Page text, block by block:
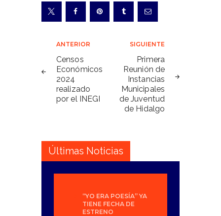
Navegación
de
entradas
ANTERIOR
Censos
Económicos
2024
realizado
por el INEGI
SIGUIENTE
Primera
Reunión de
Instancias
Municipales
de Juventud
de Hidalgo
Últimas Noticias
“YO ERA POESÍA” YA
TIENE FECHA DE
ESTRENO